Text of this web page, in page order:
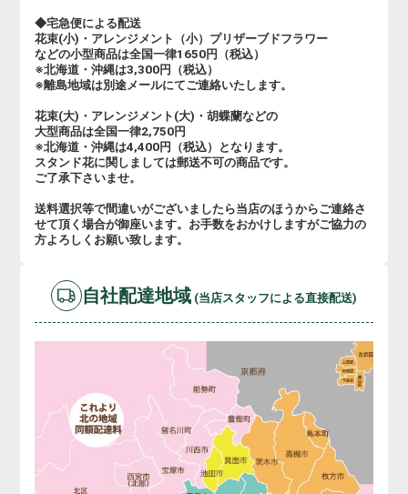
◆宅急便による配送
花束(小)・アレンジメント（小）プリザーブドフラワー
などの小型商品は全国一律1650円（税込）
※北海道・沖縄は3,300円（税込）
※離島地域は別途メールにてご連絡いたします。
花束(大)・アレンジメント(大)・胡蝶蘭などの
大型商品は全国一律2,750円
※北海道・沖縄は4,400円（税込）となります。
スタンド花に関しましては郵送不可の商品です。
ご了承下さいませ。
送料選択等で間違いがございましたら当店のほうからご連絡さ
せて頂く場合が御座います。お手数をおかけしますがご協力の
方よろしくお願い致します。
自社配達地域 (当店スタッフによる直接配送)